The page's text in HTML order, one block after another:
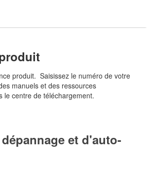
produit. Saisissez le numéro de votre
manuels et des ressources
le centre de téléchargement.
et d'auto-